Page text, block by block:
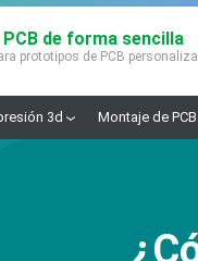
de forma sencilla
prototipos de PCB
3d Montaje de